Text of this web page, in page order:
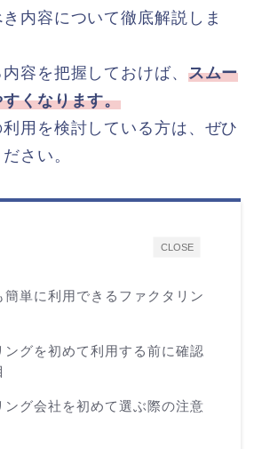
内容について徹底解説しま
容を把握しておけば、 スムー
くなります。
用を検討している方は、ぜひ
さい。
CLOSE
簡単に利用できるファクタリン
ングを初めて利用する前に確認
ング会社を初めて選ぶ際の注意